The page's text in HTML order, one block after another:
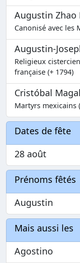
Augustin Zhao
Canonisé avec les
Augustin-
Religieux
française (+ 1794)
Cristóbal
Martyrs mexicains
Dates de fête
28 août
Prénoms fêtés
Augustin
Mais aussi les
Agostino